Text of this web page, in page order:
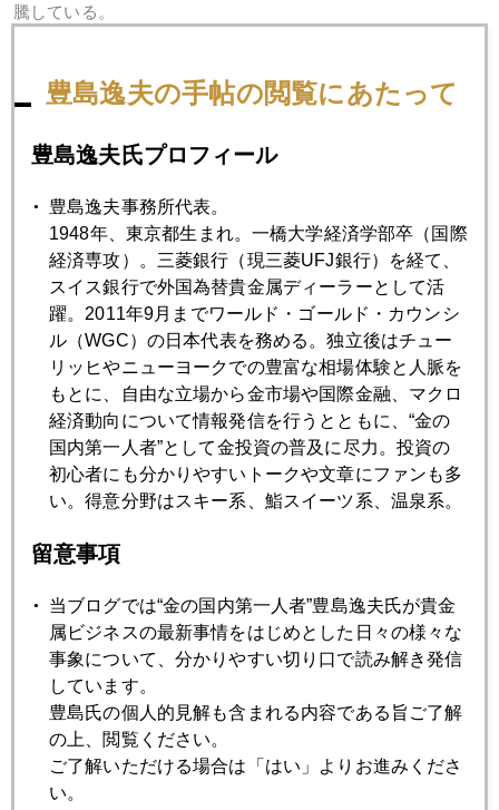
騰している。
2026年
7月
2026年01月30日
金５５００ドル近傍で、エアポケットに遭遇
2026年01月29日
６０００ドル視野、３００００円超えの急展開
豊島逸夫の手帖の閲覧にあたって
豊島逸夫氏プロフィール
豊島逸夫事務所代表。
1948年、東京都生まれ。一橋大学経済学部卒（国際
経済専攻）。三菱銀行（現三菱UFJ銀行）を経て、
スイス銀行で外国為替貴金属ディーラーとして活
躍。2011年9月までワールド・ゴールド・カウンシ
ル（WGC）の日本代表を務める。独立後はチュー
リッヒやニューヨークでの豊富な相場体験と人脈を
もとに、自由な立場から金市場や国際金融、マクロ
経済動向について情報発信を行うとともに、“金の
国内第一人者”として金投資の普及に尽力。投資の
初心者にも分かりやすいトークや文章にファンも多
い。得意分野はスキー系、鮨スイーツ系、温泉系。
留意事項
当ブログでは“金の国内第一人者”豊島逸夫氏が貴金
属ビジネスの最新事情をはじめとした日々の様々な
事象について、分かりやすい切り口で読み解き発信
しています。
豊島氏の個人的見解も含まれる内容である旨ご了解
の上、閲覧ください。
ご了解いただける場合は「はい」よりお進みくださ
い。